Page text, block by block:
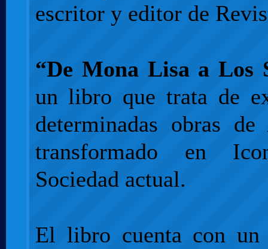
escritor y editor de
“De Mona Lisa a Los
un libro que trata de
determinadas obras
transformado en
Sociedad actual.
El libro cuenta con un